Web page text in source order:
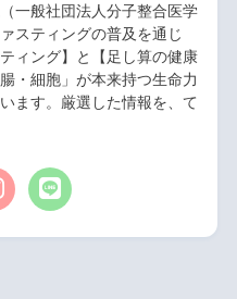
一般社団法人分子整合医学
スティングの普及を通じ
ィング】と【足し算の健康
・細胞」が本来持つ生命力
ます。厳選した情報を、て